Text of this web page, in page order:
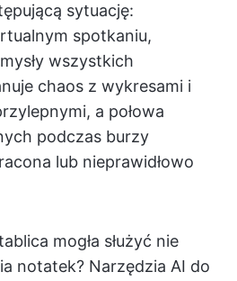
sytuację:
spotkaniu,
wszystkich
chaos z wykresami i
a połowa
podczas burzy
lub nieprawidłowo
mogła służyć nie
notatek? Narzędzia AI do